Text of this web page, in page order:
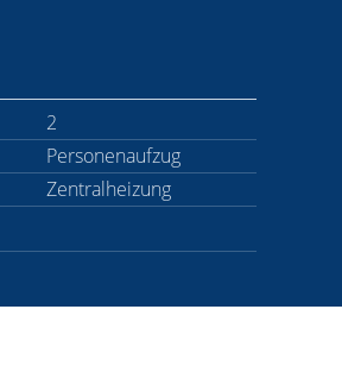
2
Personenaufzug
Zentralheizung